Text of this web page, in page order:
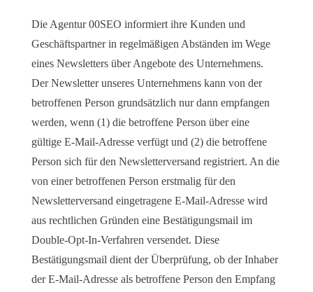
Die Agentur 00SEO informiert ihre Kunden und
Geschäftspartner in regelmäßigen Abständen im Wege
eines Newsletters über Angebote des Unternehmens.
Der Newsletter unseres Unternehmens kann von der
betroffenen Person grundsätzlich nur dann empfangen
werden, wenn (1) die betroffene Person über eine
gültige E-Mail-Adresse verfügt und (2) die betroffene
Person sich für den Newsletterversand registriert. An die
von einer betroffenen Person erstmalig für den
Newsletterversand eingetragene E-Mail-Adresse wird
aus rechtlichen Gründen eine Bestätigungsmail im
Double-Opt-In-Verfahren versendet. Diese
Bestätigungsmail dient der Überprüfung, ob der Inhaber
der E-Mail-Adresse als betroffene Person den Empfang